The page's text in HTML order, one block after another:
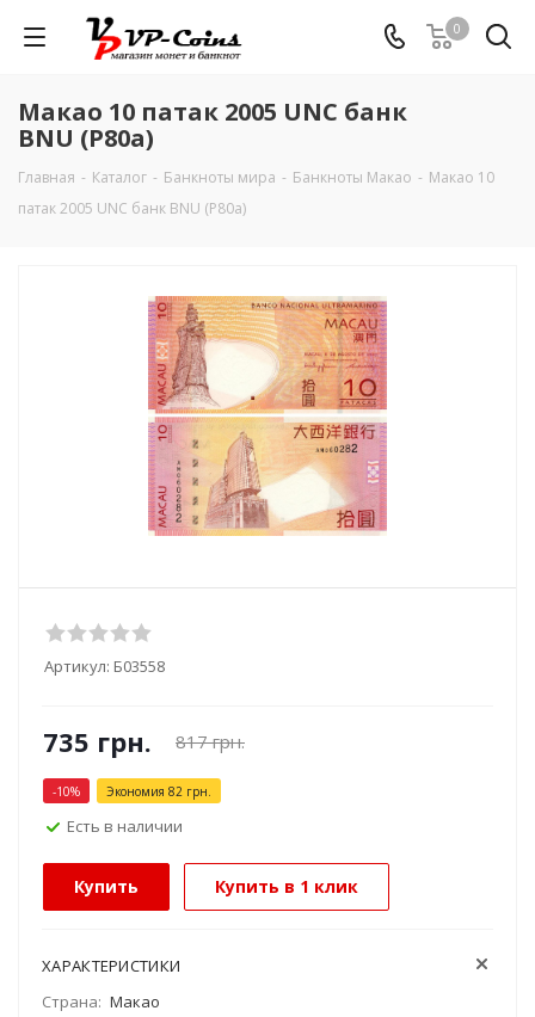
0
Макао 10 патак 2005 UNC банк
BNU (P80a)
Главная - Каталог - Банкноты мира - Банкноты Макао - Макао 10
патак 2005 UNC банк BNU (P80a)
Артикул: Б03558
735 грн. 817грн.
-10% Экономия 82 грн.
Есть в наличии
Купить Купить в 1 клик
ХАРАКТЕРИСТИКИ
Страна: Макао